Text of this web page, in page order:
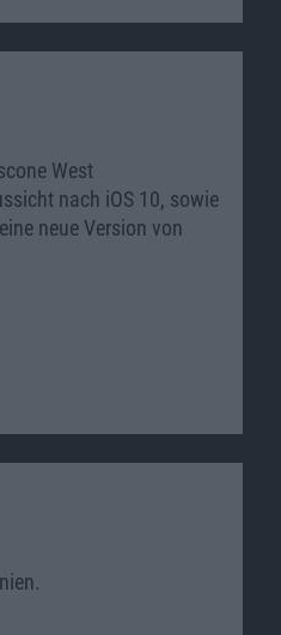
West
nach iOS 10, sowie
neue Version von